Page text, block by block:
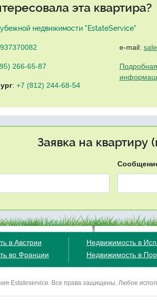
эта квартира?
недвижимости "EstateService"
266-65-87
: +7 (812) 244-68-54
e-mail:
Заявка на квартиру
в Австрии
во Франции
Недвижимость в
Недвижимость в
Estateservice. Все права защищены. Любое